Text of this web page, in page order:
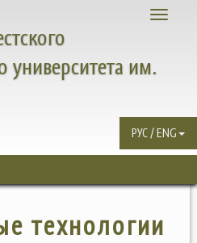
Toggle
университета им.
РУС / ENG
технологии